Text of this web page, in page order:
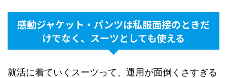
感動ジャケット・パンツは私服面接のときだ
けでなく、スーツとしても使える
就活に着ていくスーツって、運用が面倒くさすぎる